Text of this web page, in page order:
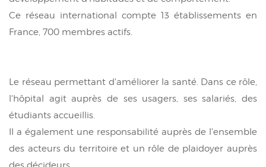
Ce réseau international compte 13 établissements en
France, 700 membres actifs.
Le réseau permettant d'améliorer la santé. Dans ce rôle,
l'hôpital agit auprès de ses usagers, ses salariés, des
étudiants accueillis.
Il a également une responsabilité auprès de l'ensemble
des acteurs du territoire et un rôle de plaidoyer auprès